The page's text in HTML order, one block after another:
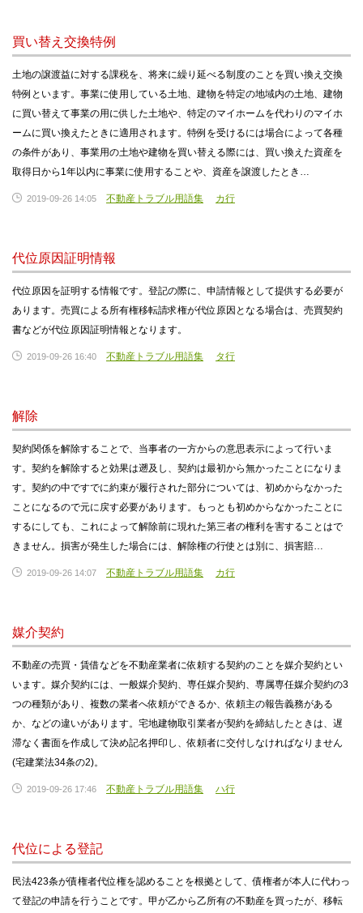
買い替え交換特例
土地の譲渡益に対する課税を、将来に繰り延べる制度のことを買い換え交換
特例といます。事業に使用している土地、建物を特定の地域内の土地、建物
に買い替えて事業の用に供した土地や、特定のマイホームを代わりのマイホ
ームに買い換えたときに適用されます。特例を受けるには場合によって各種
の条件があり、事業用の土地や建物を買い替える際には、買い換えた資産を
取得日から1年以内に事業に使用することや、資産を譲渡したとき…
2019-09-26 14:05 不動産トラブル用語集 カ行
代位原因証明情報
代位原因を証明する情報です。登記の際に、申請情報として提供する必要が
あります。売買による所有権移転請求権が代位原因となる場合は、売買契約
書などが代位原因証明情報となります。
2019-09-26 16:40 不動産トラブル用語集 タ行
解除
契約関係を解除することで、当事者の一方からの意思表示によって行いま
す。契約を解除すると効果は遡及し、契約は最初から無かったことになりま
す。契約の中ですでに約束が履行された部分については、初めからなかった
ことになるので元に戻す必要があります。もっとも初めからなかったことに
するにしても、これによって解除前に現れた第三者の権利を害することはで
きません。損害が発生した場合には、解除権の行使とは別に、損害賠…
2019-09-26 14:07 不動産トラブル用語集 カ行
媒介契約
不動産の売買・賃借などを不動産業者に依頼する契約のことを媒介契約とい
います。媒介契約には、一般媒介契約、専任媒介契約、専属専任媒介契約の3
つの種類があり、複数の業者へ依頼ができるか、依頼主の報告義務がある
か、などの違いがあります。宅地建物取引業者が契約を締結したときは、遅
滞なく書面を作成して決め記名押印し、依頼者に交付しなければなりません
(宅建業法34条の2)。
2019-09-26 17:46 不動産トラブル用語集 ハ行
代位による登記
民法423条が債権者代位権を認めることを根拠として、債権者が本人に代わっ
て登記の申請を行うことです。甲が乙から乙所有の不動産を買ったが、移転